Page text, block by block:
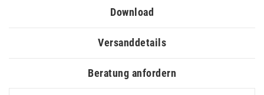
Download
Versanddetails
Beratung anfordern